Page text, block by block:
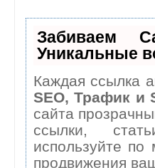
Забиваем
Уникальные
Каждая ссылка
SEO, Трафик и
сайта
ссылки,
используйте
продвижения